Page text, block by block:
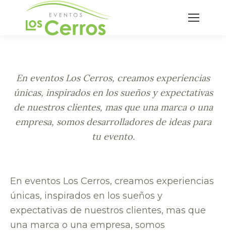
Buscar:
En eventos Los Cerros, creamos experiencias
únicas, inspirados en los sueños y expectativas
de nuestros clientes, mas que una marca o una
empresa, somos desarrolladores de ideas para
tu evento.
En eventos Los Cerros, creamos experiencias
únicas, inspirados en los sueños y
expectativas de nuestros clientes, mas que
una marca o una empresa, somos